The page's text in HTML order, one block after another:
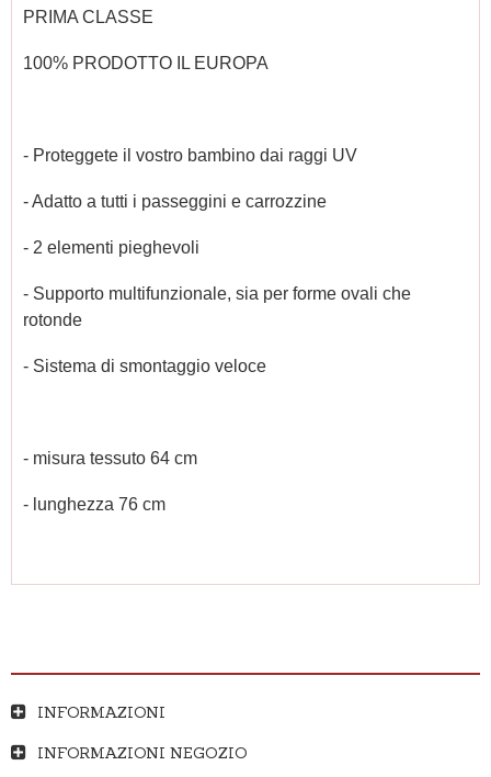
PRIMA CLASSE
100% PRODOTTO IL EUROPA
- Proteggete il vostro bambino dai raggi UV
- Adatto a tutti i passeggini e carrozzine
- 2 elementi pieghevoli
- Supporto multifunzionale, sia per forme ovali che
rotonde
- Sistema di smontaggio veloce
- misura tessuto 64 cm
- lunghezza 76 cm
INFORMAZIONI
INFORMAZIONI NEGOZIO